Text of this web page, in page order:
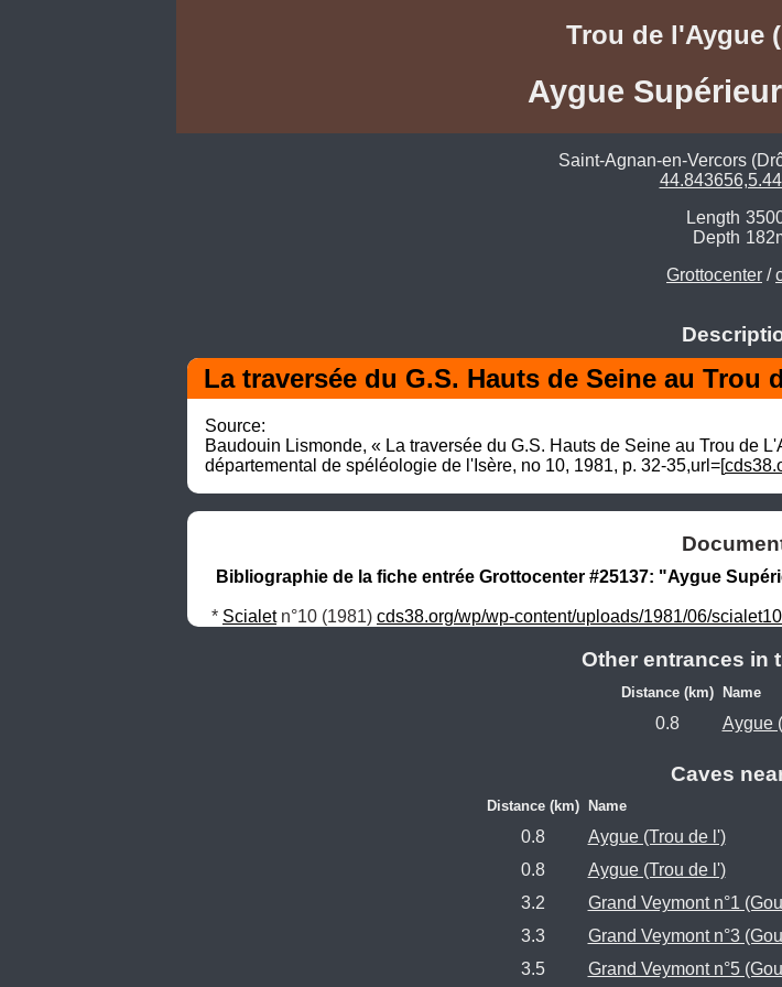
Trou de l'Aygue
Aygue
Saint-Agnan-en-Vercors
Length
Depth
Grottocenter /
La traversée du G.S. Hauts de Seine au Trou
Source:
Baudouin Lismonde, « La traversée du G.S. Hauts de Seine au Trou de
départemental de spéléologie de l'Isère, no 10,‎ 1981, p. 32-35,url=[
Bibliographie de la fiche entrée Grottocenter #25137: "Aygue
* Scialet n°10 (1981) cds38.org/wp/wp-content/uploads/1981/06/
Other entrances in
Distance (km) Name
0.8 Aygue
Caves
Distance (km) Name
0.8 Aygue (Trou de l')
0.8
Aygue (Trou de l')
3.2
Grand Veymont n°1
3.3
Grand Veymont n°3
3.5
Grand Veymont n°5